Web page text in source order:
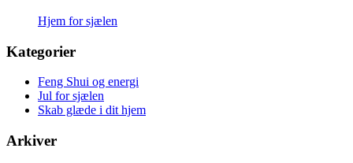
Hjem for sjælen
Kategorier
Feng Shui og energi
Jul for sjælen
Skab glæde i dit hjem
Arkiver